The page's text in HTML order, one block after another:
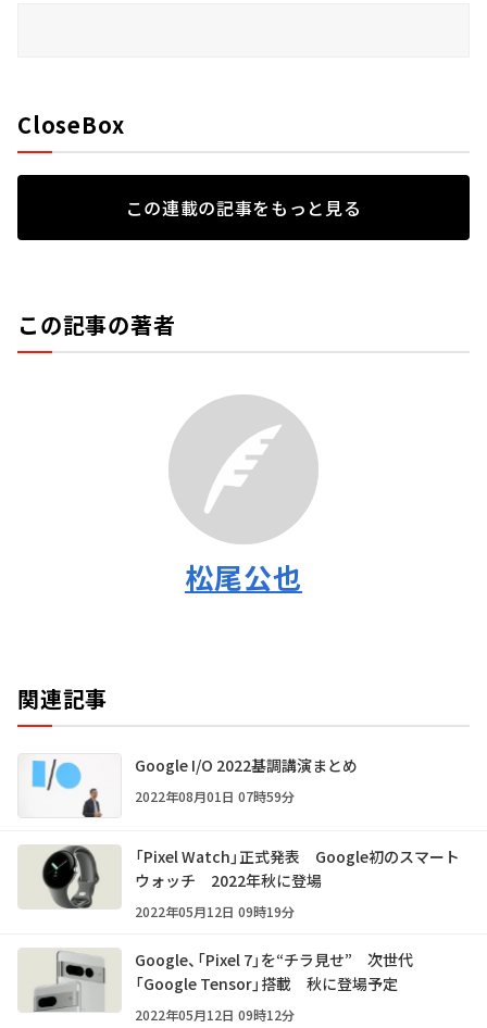
CloseBox
この連載の記事をもっと見る
この記事の著者
松尾公也
関連記事
Google I/O 2022基調講演まとめ
2022年08月01日 07時59分
「Pixel Watch」正式発表 Google初のスマート
ウォッチ 2022年秋に登場
2022年05月12日 09時19分
Google、「Pixel 7」を“チラ見せ” 次世代
「Google Tensor」搭載 秋に登場予定
2022年05月12日 09時12分